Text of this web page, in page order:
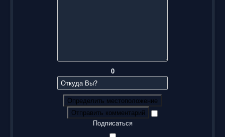
0
Определить местоположение
Отправить комментарий
Подписаться